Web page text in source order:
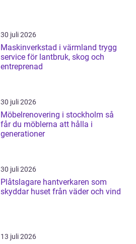
30 juli 2026
Maskinverkstad i värmland trygg
service för lantbruk, skog och
entreprenad
30 juli 2026
Möbelrenovering i stockholm så
får du möblerna att hålla i
generationer
30 juli 2026
Plåtslagare hantverkaren som
skyddar huset från väder och vind
13 juli 2026